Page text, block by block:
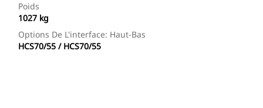
Poids
1027 kg
Options De L'interface: Haut-Bas
HCS70/55 / HCS70/55